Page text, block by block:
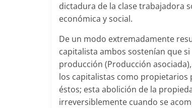
dictadura de la clase trabajadora
económica y social.
De un modo extremadamente
capitalista ambos sostenían que
producción (Producción
los capitalistas como
éstos; esta abolición de la
irreversiblemente cuando se